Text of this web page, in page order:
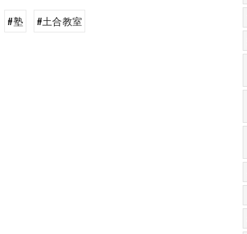
#塾 #土合教室